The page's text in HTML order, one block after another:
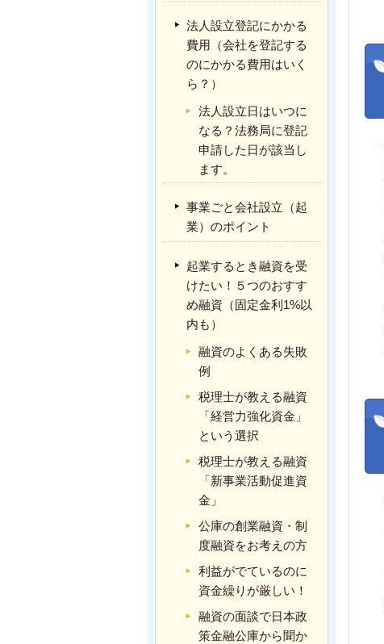
法人設立登記にかかる
費用（会社を登記する
のにかかる費用はいく
ら？）
法人設立日はいつに
なる？法務局に登記
申請した日が該当し
ます。
事業ごと会社設立（起
業）のポイント
起業するとき融資を受
けたい！５つのおすす
め融資（固定金利1%以
内も）
融資のよくある失敗
例
税理士が教える融資
「経営力強化資金」
という選択
税理士が教える融資
「新事業活動促進資
金」
公庫の創業融資・制
度融資をお考えの方
利益がでているのに
資金繰りが厳しい！
融資の面談で日本政
策金融公庫から聞か